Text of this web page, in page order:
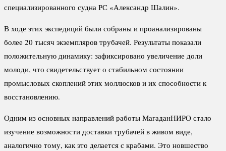
специализированного судна РС «Александр Шалин».
В ходе этих экспедиций были собраны и проанализированы
более 20 тысяч экземпляров трубачей. Результаты показали
положительную динамику: зафиксировано увеличение доли
молоди, что свидетельствует о стабильном состоянии
промысловых скоплений этих моллюсков и их способности к
восстановлению.
Одним из основных направлений работы МагаданНИРО стало
изучение возможности доставки трубачей в живом виде,
аналогично тому, как это делается с крабами. Это новшество